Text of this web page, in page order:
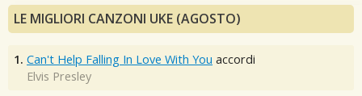
LE MIGLIORI CANZONI UKE (AGOSTO)
1. Can't Help Falling In Love With You accordi
Elvis Presley